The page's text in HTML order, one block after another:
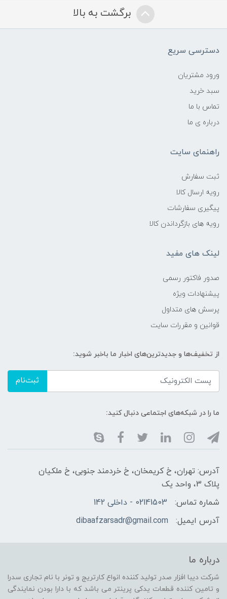
برگشت به بالا
دسترسی سریع
ورود مشتریان
سبد خرید
تماس با ما
درباره ی ما
راهنمای سایت
ثبت سفارش
رویه ارسال کالا
پیگیری سفارشات
رویه های بازگرداندن کالا
لینک های مفید
صدور فاکتور رسمی
پیشنهادات ویژه
پرسش های متداول
قوانین و مقررات سایت
از تخفیف‌ها و جدیدترین‌های اخبار ما باخبر شوید:
ثبت‌نام
ما را در شبکه‌های اجتماعی دنبال کنید:
آدرس: تهران، خ کریمخان، خ خردمند جنوبی، خ ملکیان
پلاک 3، واحد یک
شماره تماس:
02141503 - داخلی 142
آدرس ایمیل:
dibaafzarsadr@gmail.com
درباره ما
شرکت دیبا افزار صدر تولید کننده انواع کارتریج و تونر با نام تجاری سدرا
و تامین کننده قطعات یدکی پرینتر می باشد که با دارا بودن نمایندگی